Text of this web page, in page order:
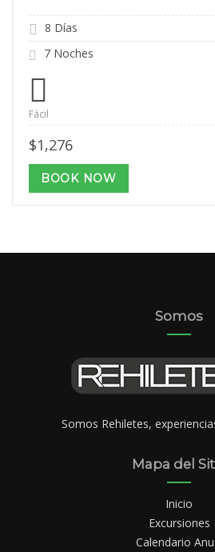
8 Días
7 Noches
Fácil
$1,276
BOOK NOW
Somos
Somos Rehiletes,
Mapa del
Inicio
Excursiones
Calendario